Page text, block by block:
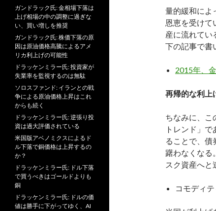
量的緩和によ
恩恵を受けて
産に流れてい
下の記事で書
2015年、
再帰的な利上
ちなみに、こ
トレンド」
ることで、債
躇わなくなる
スク資産へと
コモディ
ガンドラック氏: 金相場下落は
上げ相場の中の調整に過ぎな
い、買い増しを推奨
ガンドラック氏: 株価下落の原
因は原油価格高騰によるアメ
リカ利上げの可能性
ドラッケンミラー氏: 投資家が
失業率を監視するのは無駄
ソロスファンド: イランとの戦
争による原油価格上昇はこれ
からも続く
ドラッケンミラー氏: 逆張り投
資は過大評価されている
米国版アベノミクスによるド
ル下落で銅価格は上昇するの
か？
ドラッケンミラー氏: ドル下落
で買うべきはゴールドよりも
銅
ドラッケンミラー氏: ドルの価
値は勝手に下がってゆく、AI